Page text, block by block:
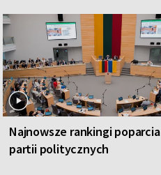
Najnowsze rankingi
partii politycznych